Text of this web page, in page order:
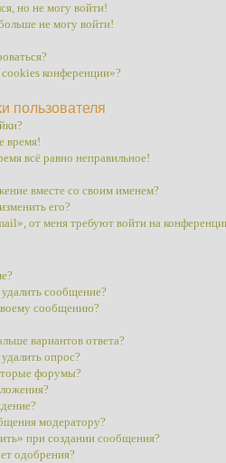
но не могу войти!
не могу войти!
конференции»?
пользователя
время!
всё равно неправильное!
вместе со своим именем?
его?
от меня требуют войти на
сообщение?
сообщению?
вариантов ответа?
опрос?
форумы?
модератору?
при создании сообщения?
одобрения?